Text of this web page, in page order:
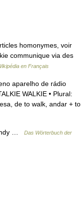
homonymes, voir
communique via des
en Français
aparelho de rádio
WALKIE • Plural:
de to walk, andar + to
…
Das Wörterbuch der